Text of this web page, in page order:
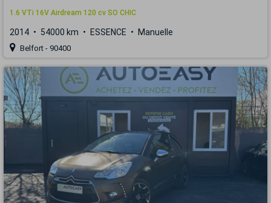
1.6 VTi 16V Airdream 120 cv SO CHIC
2014 54000 km ESSENCE Manuelle
Belfort - 90400